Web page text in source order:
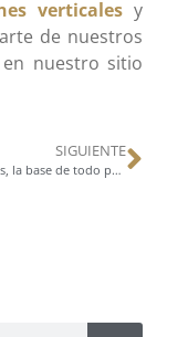
verticales y
de nuestros
nuestro sitio
SIGUIENTE
Terracerías, la base de todo proyecto de construcción